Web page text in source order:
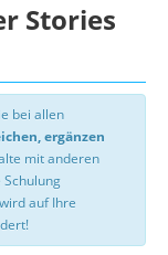
Stories
bei allen
ergänzen
mit anderen
auf Ihre